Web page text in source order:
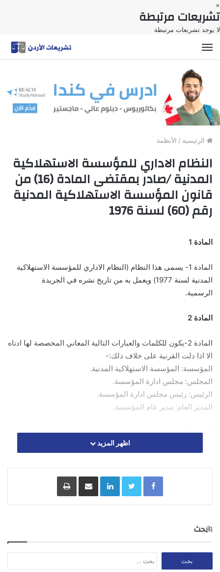
×
تشريعات مرتبطة
لا يوجد تشريعات مرتبطة
القائمة
الرئيسية / الأنظمة
النظام الاداري للمؤسسة الاستهلاكية
المدنية /صادر بمقتضى المادة (16) من
قانون المؤسسة الاستهلاكية المدنية
رقم (60) لسنة 1976
المادة 1
المادة 1- يسمى هذا النظام (النظام الاداري للمؤسسة الاستهلاكية
المدنية لسنة 1977) ويعمل به من تاريخ نشره في الجريدة
الرسمية.
المادة 2
المادة 2-يكون للكلمات والعبارات التالية المعاني المخصصة لها ادناه
الا اذا دلت القرنية على خلاف ذلك:-
المؤسسة: المؤسسة الاستهلاكية المدنية.
المجلس: مجلس ادارة المؤسسة.
الرئيس: رئيس مجلس ادارة المؤسسة.
المدير العام: مدير عام المؤسسة.
المادة 3
المادة 3- يرسل الرئيس الدعوة الى اعضاء المجلس لحضور اي من
اجتماعاته قبل الموعد المقرر له بيومين على الاقل، على
او المستعجلة دعوة المجلس الى الاجتماع بالطريقة
اظهر المزيد
Facebook
Twitter
LinkedInمشاركة عبر البريد طباعة
البحث
عن: